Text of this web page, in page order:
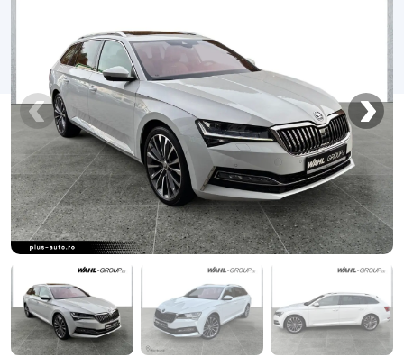
Alte tipuri vehicule
Despre Noi
Contact